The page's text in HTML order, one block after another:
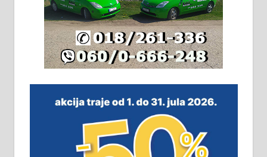
Издајем комплетно опремљену
халу на Житковачком путу, на
плацу површине око 7 ари.
064/321-80-51; 063/102-35-25
м2 са плацем од 8 ари у Зеленом
виру у Алексинцу. Могућа
замена. 064/21-63-584